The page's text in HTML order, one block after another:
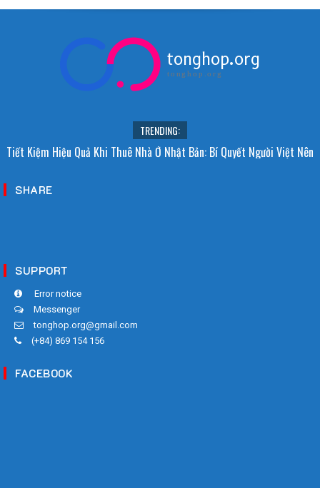
tonghop.org
tonghop.org
TRENDING:
Tiết Kiệm Hiệu Quả Khi Thuê Nhà Ở Nhật Bản: Bí Quyết Người Việt Nên
SHARE
SUPPORT
Error notice
Messenger
tonghop.org@gmail.com
(+84) 869 154 156
FACEBOOK